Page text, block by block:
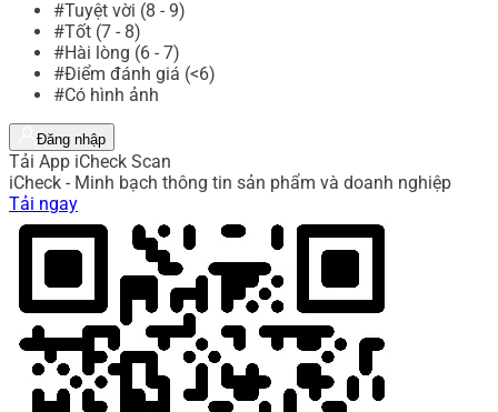
#Tuyệt vời (8 - 9)
#Tốt (7 - 8)
#Hài lòng (6 - 7)
#Điểm đánh giá (<6)
#Có hình ảnh
Đăng nhập
Tải App iCheck Scan
iCheck - Minh bạch thông tin sản phẩm và doanh nghiệp
Tải ngay